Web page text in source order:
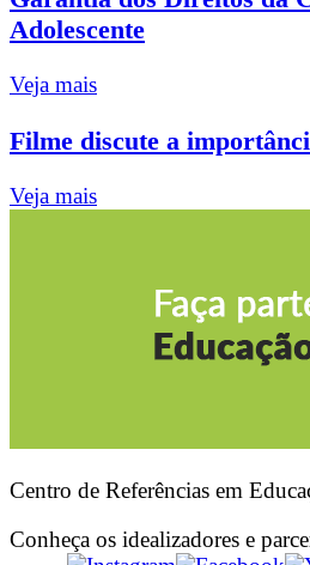
Adolescente
Veja mais
Filme discute a
Veja mais
Centro de Referências em
Conheça os idealizadores e